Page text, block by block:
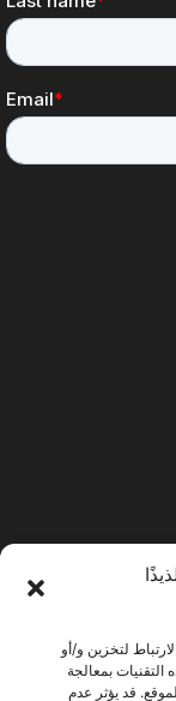
لتخزين و/أو
بمعالجة
قد يؤثر عدم